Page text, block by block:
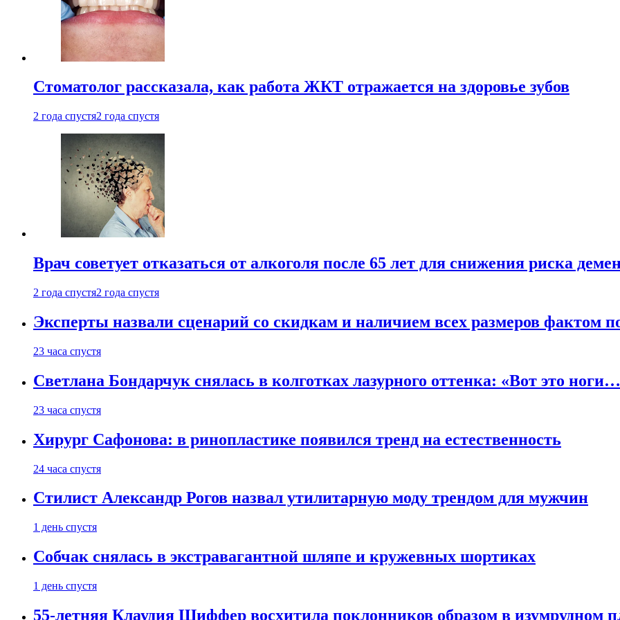
Стоматолог рассказала, как работа ЖКТ отражается на здоровье зубов
2 года спустя2 года спустя
Врач советует отказаться от алкоголя после 65 лет для снижения риска
2 года спустя2 года спустя
Эксперты назвали сценарий со скидкам и наличием всех размеров фактом
23 часа спустя
Светлана Бондарчук снялась в колготках лазурного оттенка: «Вот это
23 часа спустя
Хирург Сафонова: в ринопластике появился тренд на естественность
24 часа спустя
Стилист Александр Рогов назвал утилитарную моду трендом для мужчин
1 день спустя
Собчак снялась в экстравагантной шляпе и кружевных шортиках
1 день спустя
55-летняя Клаудия Шиффер восхитила поклонников образом в изумрудном